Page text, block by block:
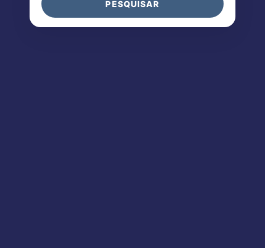
PESQUISAR